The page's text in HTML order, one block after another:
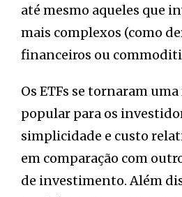
até mesmo aqueles que
mais complexos (como
financeiros ou
Os ETFs se tornaram
popular para os
simplicidade e custo
em comparação com
de investimento. Além